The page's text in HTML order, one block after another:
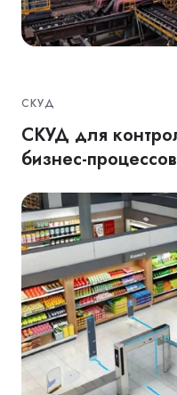
СКУД
СКУД для
бизнес-